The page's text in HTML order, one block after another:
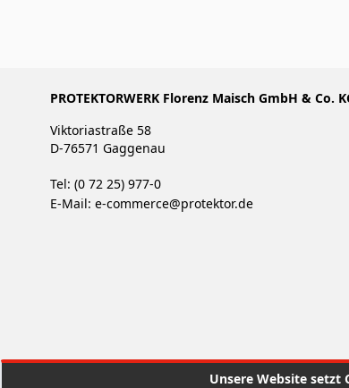
Unsere Website setzt
PROTEKTORWERK Florenz Maisch GmbH & Co.
Viktoriastraße 58
D-76571 Gaggenau
Tel: (0 72 25) 977-0
E-Mail: e-commerce@protektor.de